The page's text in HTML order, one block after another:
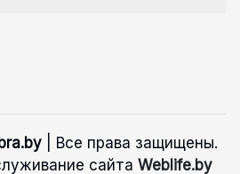
| Все права защищены.
сайта Weblife.by